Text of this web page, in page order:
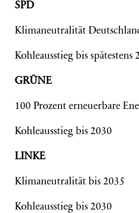
SPD
Klimaneutralität
Kohleausstieg bis spätestens
GRÜNE
100 Prozent erneuerbare
Kohleausstieg bis 2030
LINKE
Klimaneutralität bis 2035
Kohleausstieg bis 2030